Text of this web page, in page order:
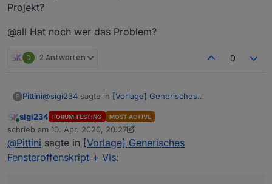
Projekt?
@all Hat noch wer das Problem?
2 Antworten 0
P Pittini@sigi234 sagte in [Vorlage] Generisches
Nach update:
Hmm, seltsam, daran hab ich gar nix geändert seit der
Online
sigi234 FORUM TESTING MOST ACTIVE
schrieb am 10. Apr. 2020, 20:27
zuletzt editiert von sigi2344. Okt. 2020, 22:33
@Pittini sagte in [Vorlage] Generisches
Fensteroffenskript + Vis: